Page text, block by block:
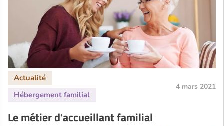
4 mars 2021
Le métier d'accueillant familial